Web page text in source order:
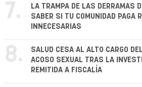
7.
LA TRAMPA DE LAS DERRAMAS
SABER SI TU COMUNIDAD PAGA
INNECESARIAS
8.
SALUD CESA AL ALTO CARGO
ACOSO SEXUAL TRAS LA
REMITIDA A FISCALÍA